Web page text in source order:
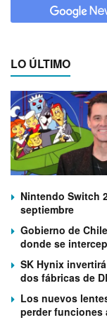
LO ÚLTIMO
Nintendo Switch
septiembre
Gobierno de
donde se
SK Hynix
dos fábricas de
Los nuevos
perder funciones